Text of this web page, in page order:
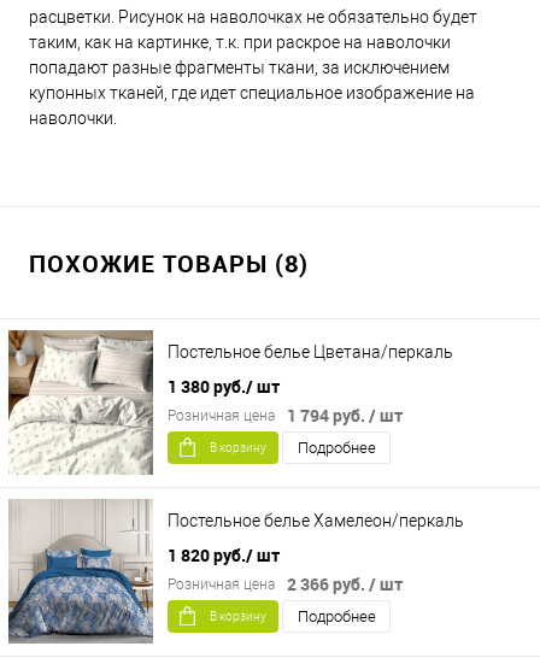
расцветки. Рисунок на наволочках не обязательно будет
таким, как на картинке, т.к. при раскрое на наволочки
попадают разные фрагменты ткани, за исключением
купонных тканей, где идет специальное изображение на
наволочки.
ПОХОЖИЕ ТОВАРЫ (8)
Постельное белье Цветана/перкаль
1 380 руб./ шт
1 794 руб. / шт
Розничная цена
В корзину Подробнее
Постельное белье Хамелеон/перкаль
1 820 руб./ шт
2 366 руб. / шт
Розничная цена
В корзину Подробнее